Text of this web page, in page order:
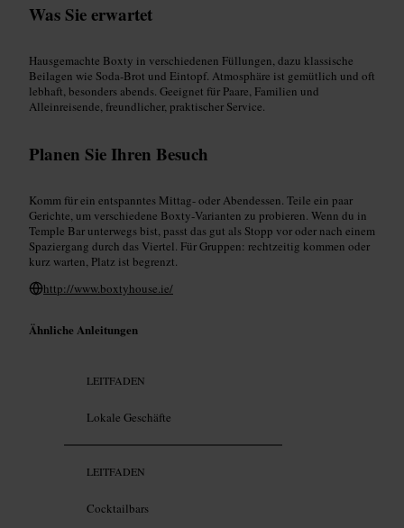
Was Sie erwartet
Hausgemachte Boxty in verschiedenen Füllungen, dazu klassische
Beilagen wie Soda‑Brot und Eintopf. Atmosphäre ist gemütlich und oft
lebhaft, besonders abends. Geeignet für Paare, Familien und
Alleinreisende, freundlicher, praktischer Service.
Planen Sie Ihren Besuch
Komm für ein entspanntes Mittag- oder Abendessen. Teile ein paar
Gerichte, um verschiedene Boxty‑Varianten zu probieren. Wenn du in
Temple Bar unterwegs bist, passt das gut als Stopp vor oder nach einem
Spaziergang durch das Viertel. Für Gruppen: rechtzeitig kommen oder
kurz warten, Platz ist begrenzt.
http://www.boxtyhouse.ie/
Ähnliche Anleitungen
LEITFADEN
Lokale Geschäfte
LEITFADEN
Cocktailbars